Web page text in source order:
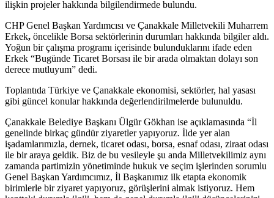
ilişkin projeler hakkında bilgilendirmede bulundu.
CHP Genel Başkan Yardımcısı ve Çanakkale Milletvekili Muharrem
Erkek, öncelikle Borsa sektörlerinin durumları hakkında bilgiler aldı.
Yoğun bir çalışma programı içerisinde bulunduklarını ifade eden
Erkek “Bugünde Ticaret Borsası ile bir arada olmaktan dolayı son
derece mutluyum” dedi.
Toplantıda Türkiye ve Çanakkale ekonomisi, sektörler, hal yasası
gibi güncel konular hakkında değerlendirilmelerde bulunuldu.
Çanakkale Belediye Başkanı Ülgür Gökhan ise açıklamasında “İl
genelinde birkaç gündür ziyaretler yapıyoruz. İlde yer alan
işadamlarımızla, dernek, ticaret odası, borsa, esnaf odası, ziraat odası
ile bir araya geldik. Biz de bu vesileyle şu anda Milletvekilimiz aynı
zamanda partimizin yönetiminde hukuk ve seçim işlerinden sorumlu
Genel Başkan Yardımcımız, İl Başkanımız ilk etapta ekonomik
birimlerle bir ziyaret yapıyoruz, görüşlerini almak istiyoruz. Hem